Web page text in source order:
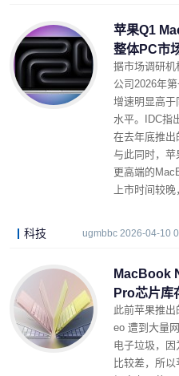
苹果Q1
整体PC市
据市场调研机
公司2026年
增速明显高
水平。IDC指
在去年底推出
与此同时，苹
更高端的
上市时间较
科技 ugmbbc 2026-04-10
MacBook
Pro芯片库
此前苹果推
eo 遭到大量
电子垃圾，
比较差，所